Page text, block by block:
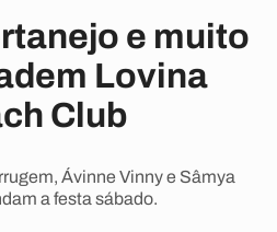
e muito
Lovina
Club
Ávinne Vinny e Sâmya
a festa sábado.